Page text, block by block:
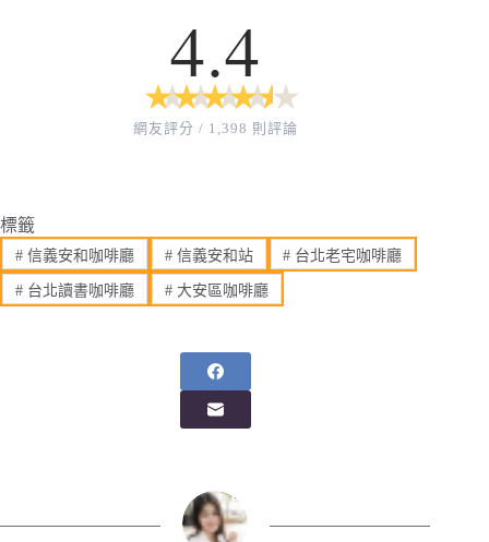
4.4
★
★ ★
★ ★
★ ★
★ ★
★
網友評分 / 1,398 則評論
標籤
#信義安和咖啡廳 #信義安和站 # 台北老宅咖啡廳
#台北讀書咖啡廳 #大安區咖啡廳